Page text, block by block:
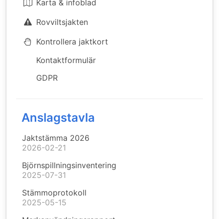
Karta & infoblad
Rovviltsjakten
Kontrollera jaktkort
Kontaktformulär
GDPR
Anslagstavla
Jaktstämma 2026
2026-02-21
Björnspillningsinventering
2025-07-31
Stämmoprotokoll
2025-05-15